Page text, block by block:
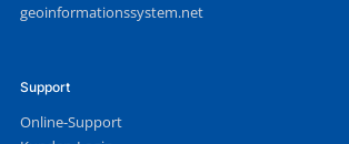
geoinformationssystem.net
Support
Online-Support